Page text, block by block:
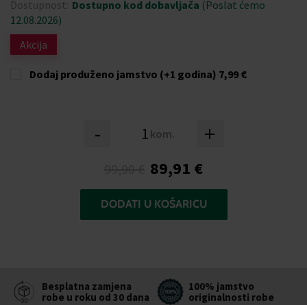
Dostupnost: Dostupno kod dobavljača (Poslat ćemo
12.08.2026)
Akcija
Dodaj produženo jamstvo (+1 godina) 7,99 €
- kom. +
89,91 €
DODATI U KOŠARICU
Besplatna zamjena
robe u roku od 30 dana
100% jamstvo
originalnosti robe